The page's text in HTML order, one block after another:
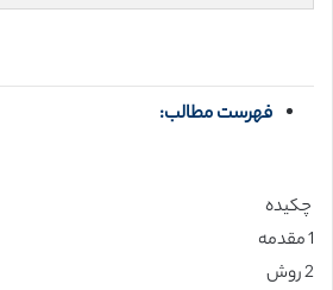
فهرست مطالب:
چکیده
1 مقدمه
2 روش